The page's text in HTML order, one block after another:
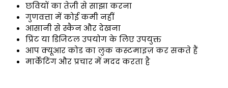
छवियों का तेज़ी से साझा करना
गुणवत्ता में कोई कमी नहीं
आसानी से स्कैन और देखना
प्रिंट या डिजिटल उपयोग के लिए उपयुक्त
आप क्यूआर कोड का लुक कस्टमाइज़ कर सकते हैं
मार्केटिंग और प्रचार में मदद करता है